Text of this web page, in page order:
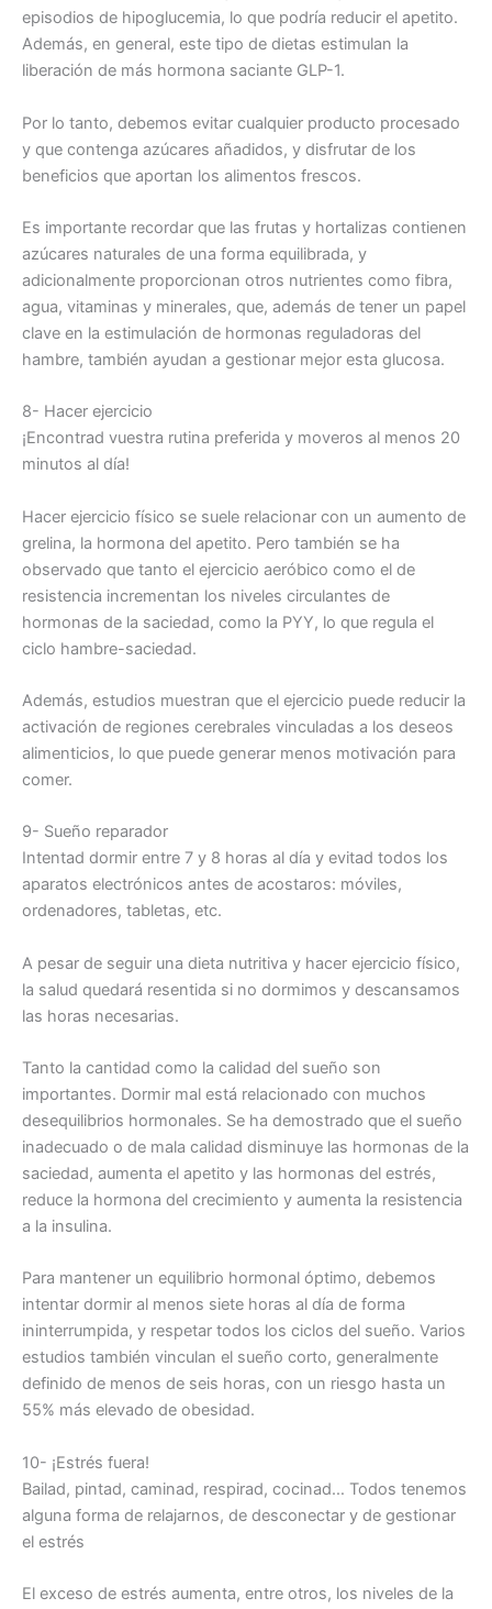
episodios de hipoglucemia, lo que podría reducir el apetito.
Además, en general, este tipo de dietas estimulan la
liberación de más hormona saciante GLP-1.
Por lo tanto, debemos evitar cualquier producto procesado
y que contenga azúcares añadidos, y disfrutar de los
beneficios que aportan los alimentos frescos.
Es importante recordar que las frutas y hortalizas contienen
azúcares naturales de una forma equilibrada, y
adicionalmente proporcionan otros nutrientes como fibra,
agua, vitaminas y minerales, que, además de tener un papel
clave en la estimulación de hormonas reguladoras del
hambre, también ayudan a gestionar mejor esta glucosa.
8- Hacer ejercicio
¡Encontrad vuestra rutina preferida y moveros al menos 20
minutos al día!
Hacer ejercicio físico se suele relacionar con un aumento de
grelina, la hormona del apetito. Pero también se ha
observado que tanto el ejercicio aeróbico como el de
resistencia incrementan los niveles circulantes de
hormonas de la saciedad, como la PYY, lo que regula el
ciclo hambre-saciedad.
Además, estudios muestran que el ejercicio puede reducir la
activación de regiones cerebrales vinculadas a los deseos
alimenticios, lo que puede generar menos motivación para
comer.
9- Sueño reparador
Intentad dormir entre 7 y 8 horas al día y evitad todos los
aparatos electrónicos antes de acostaros: móviles,
ordenadores, tabletas, etc.
A pesar de seguir una dieta nutritiva y hacer ejercicio físico,
la salud quedará resentida si no dormimos y descansamos
las horas necesarias.
Tanto la cantidad como la calidad del sueño son
importantes. Dormir mal está relacionado con muchos
desequilibrios hormonales. Se ha demostrado que el sueño
inadecuado o de mala calidad disminuye las hormonas de la
saciedad, aumenta el apetito y las hormonas del estrés,
reduce la hormona del crecimiento y aumenta la resistencia
a la insulina.
Para mantener un equilibrio hormonal óptimo, debemos
intentar dormir al menos siete horas al día de forma
ininterrumpida, y respetar todos los ciclos del sueño. Varios
estudios también vinculan el sueño corto, generalmente
definido de menos de seis horas, con un riesgo hasta un
55% más elevado de obesidad.
10- ¡Estrés fuera!
Bailad, pintad, caminad, respirad, cocinad… Todos tenemos
alguna forma de relajarnos, de desconectar y de gestionar
el estrés
El exceso de estrés aumenta, entre otros, los niveles de la